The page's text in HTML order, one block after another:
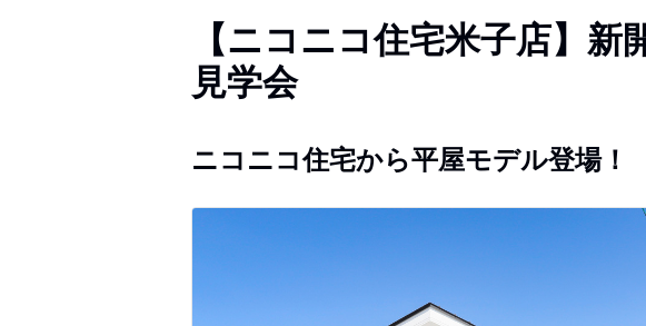
【ニコニコ住宅米子店】新
見学会
ニコニコ住宅から平屋モデル登場！